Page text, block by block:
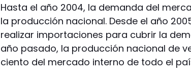
Hasta el año 2004, la demanda del
la producción nacional. Desde el año
realizar importaciones para cubrir la
año pasado, la producción nacional de
ciento del mercado interno de todo el